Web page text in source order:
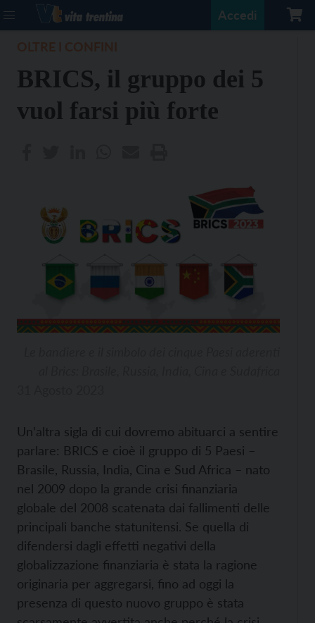
Accedi
BRICS, il gruppo dei 5
vuol farsi più forte
Un’altra sigla di cui dovremo abituarci a sentire
parlare: BRICS e cioè il gruppo di 5 Paesi –
Brasile, Russia, India, Cina e Sud Africa – nato
nel 2009 dopo la grande crisi finanziaria
globale del 2008 scatenata dai fallimenti delle
principali banche statunitensi. Se quella di
difendersi dagli effetti negativi della
globalizzazione finanziaria è stata la ragione
originaria per aggregarsi, fino ad oggi la
presenza di questo nuovo gruppo è stata